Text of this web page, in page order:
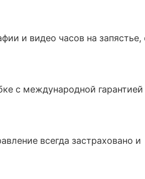
и видео часов на запястье,
с международной гарантией
всегда застраховано и